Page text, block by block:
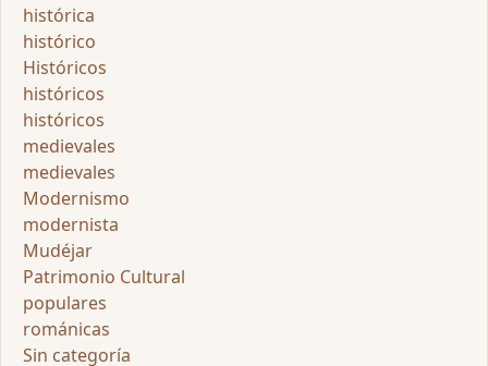
histórica
histórico
Históricos
históricos
históricos
medievales
medievales
Modernismo
modernista
Mudéjar
Patrimonio Cultural
populares
románicas
Sin categoría